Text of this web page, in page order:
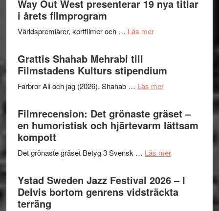
för
X-
I
Want
to
Believe
Vrach
Frankenshtey
med
Mulder
och
Dana
Way Out West presenterar 19 nya titlar
i årets filmprogram
Världspremiärer, kortfilmer och … Läs merom
presenterar
19
titlar
i
Grattis Shahab Mehrabi till
Filmstadens Kulturs stipendium
Farbror Ali och jag (2026). Shahab … Läs merom
Shahab
Mehrabi
till
Kulturs
Filmrecension: Det grönaste gräset –
en humoristisk och hjärtevarm lättsam
kompott
Det grönaste gräset Betyg 3 Svensk … Läs merom
Det
grönaste
gräset
Ystad Sweden Jazz Festival 2026 – I
Delvis bortom genrens vidsträckta
terräng